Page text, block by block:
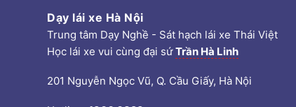
Dạy lái xe Hà Nội
Trung tâm Dạy Nghề - Sát hạch lái xe Thái Việt
Học lái xe vui cùng đại sứTrần Hà Linh
201 Nguyễn Ngọc Vũ, Q. Cầu Giấy, Hà Nội